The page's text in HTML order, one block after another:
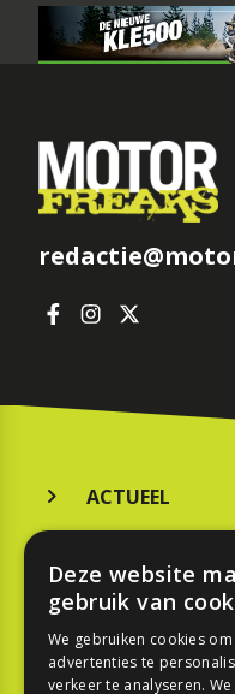
ACTUEEL
KOOPGIDS
TESTEN
Deze website
gebruik van
We gebruiken cookies
advertenties te
verkeer te analyseren.